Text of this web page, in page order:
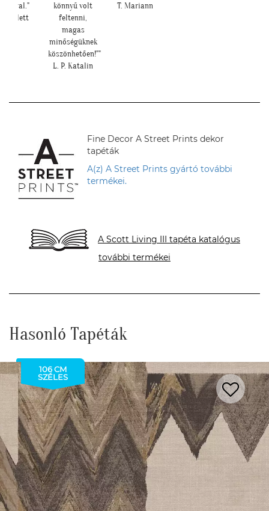
Nikolett
könnyű volt
feltenni,
magas
minőségüknek
köszönhetően!""
L. P. Katalin
T. Mariann
Fine Decor A Street Prints dekor
tapéták
A(z) A Street Prints gyártó további
termékei.
A Scott Living III tapéta katalógus
további termékei
Hasonló Tapéták
106 CM
SZÉLES